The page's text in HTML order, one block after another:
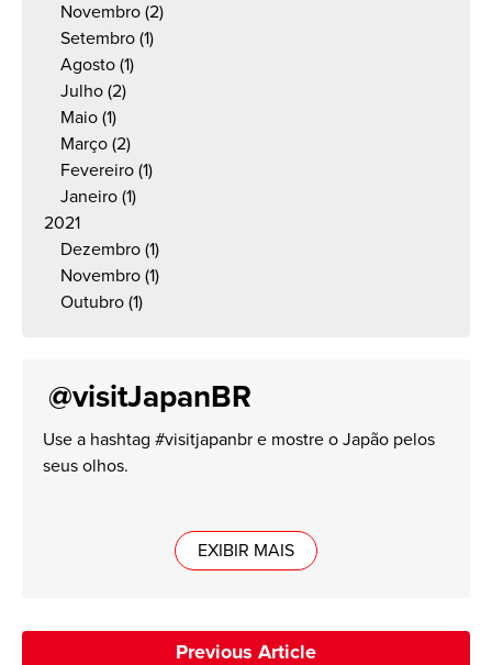
Novembro (2)
Setembro (1)
Agosto (1)
Julho (2)
Maio (1)
Março (2)
Fevereiro (1)
Janeiro (1)
2021
Dezembro (1)
Novembro (1)
Outubro (1)
@visitJapanBR
Use a hashtag #visitjapanbr e mostre o Japão pelos
seus olhos.
EXIBIR MAIS
Previous Article